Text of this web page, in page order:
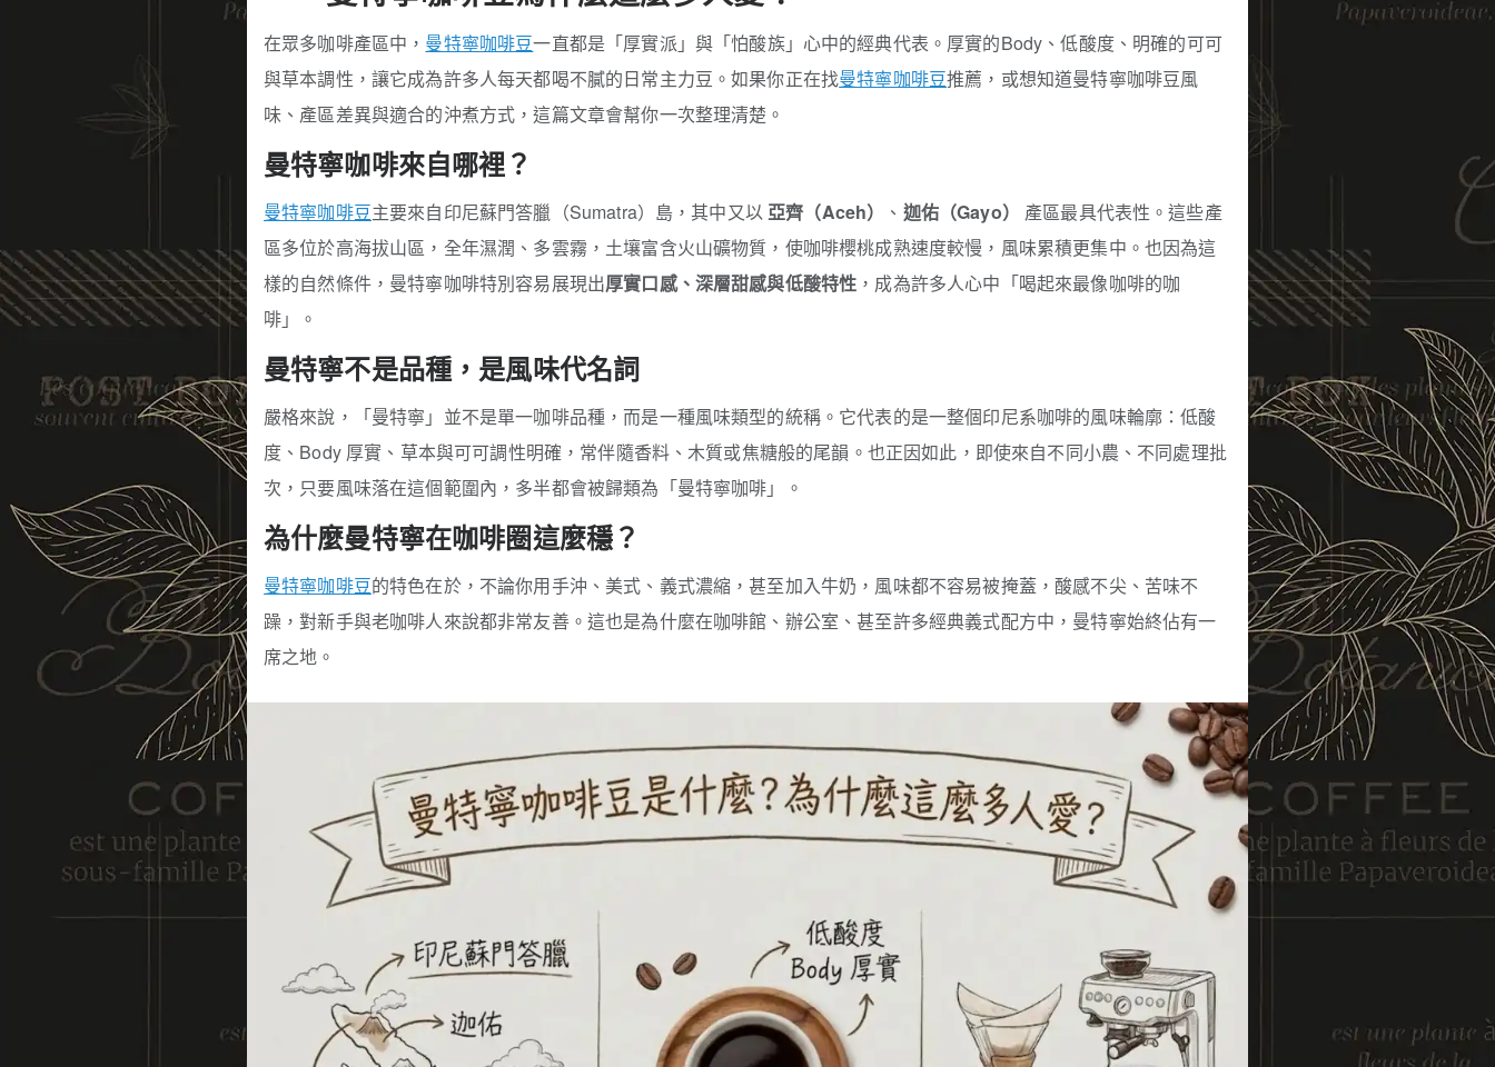
在眾多咖啡產區中， 曼特寧咖啡豆一直都是「厚實派」與「怕酸族」心中的經典代表。厚實的Body、低酸度、明確的可可
與草本調性，讓它成為許多人每天都喝不膩的日常主力豆。如果你正在找曼特寧咖啡豆推薦，或想知道曼特寧咖啡豆風
味、產區差異與適合的沖煮方式，這篇文章會幫你一次整理清楚。
曼特寧咖啡來自哪裡？
曼特寧咖啡豆主要來自印尼蘇門答臘（Sumatra）島，其中又以 亞齊（Aceh） 、 迦佑（Gayo）
產區最具代表性。這些產
區多位於高海拔山區，全年濕潤、多雲霧，土壤富含火山礦物質，使咖啡櫻桃成熟速度較慢，風味累積更集中。也因為這
樣的自然條件，曼特寧咖啡特別容易展現出厚實口感、深層甜感與低酸特性 ，成為許多人心中「喝起來最像咖啡的咖
啡」。
曼特寧不是品種，是風味代名詞
嚴格來說，「曼特寧」並不是單一咖啡品種，而是一種風味類型的統稱。它代表的是一整個印尼系咖啡的風味輪廓：低酸
度、Body 厚實、草本與可可調性明確，常伴隨香料、木質或焦糖般的尾韻。也正因如此，即使來自不同小農、不同處理批
次，只要風味落在這個範圍內，多半都會被歸類為「曼特寧咖啡」。
為什麼曼特寧在咖啡圈這麼穩？
曼特寧咖啡豆的特色在於，不論你用手沖、美式、義式濃縮，甚至加入牛奶，風味都不容易被掩蓋，酸感不尖、苦味不
躁，對新手與老咖啡人來說都非常友善。這也是為什麼在咖啡館、辦公室、甚至許多經典義式配方中，曼特寧始終佔有一
席之地。